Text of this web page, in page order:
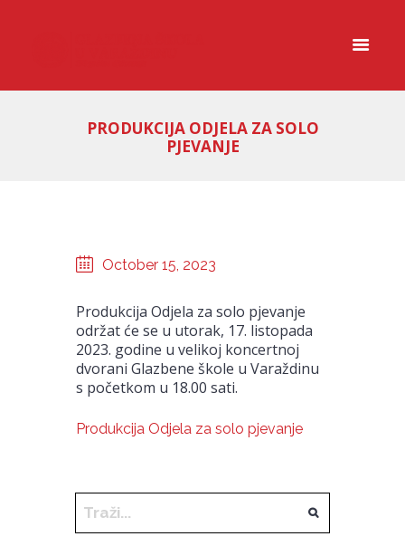
PRODUKCIJA ODJELA ZA SOLO
PJEVANJE
October 15, 2023
Produkcija Odjela za solo pjevanje
održat će se u utorak, 17. listopada
2023. godine u velikoj koncertnoj
dvorani Glazbene škole u Varaždinu
s početkom u 18.00 sati.
Produkcija Odjela za solo pjevanje